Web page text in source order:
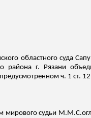
областного суда
района г. Рязани
ч. 1 ст.
мирового судьи